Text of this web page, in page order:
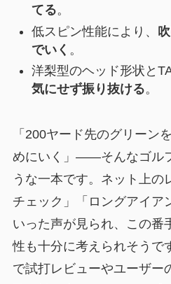
てる。
低スピン性能により、
でいく 。
洋梨型のヘッド形状と
気にせず振り抜ける。
「200ヤード先のグリーン
めにいく」――そんなゴル
うな一本です。ネット上の
チェック」「ロングアイア
いった声が見られ、この番
性も十分に考えられそうで
で試打レビューやユーザー